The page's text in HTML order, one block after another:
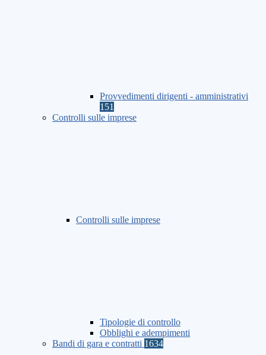
Provvedimenti dirigenti - amministrativi
151
Controlli sulle imprese
Controlli sulle imprese
Tipologie di controllo
Obblighi e adempimenti
Bandi di gara e contratti 1634